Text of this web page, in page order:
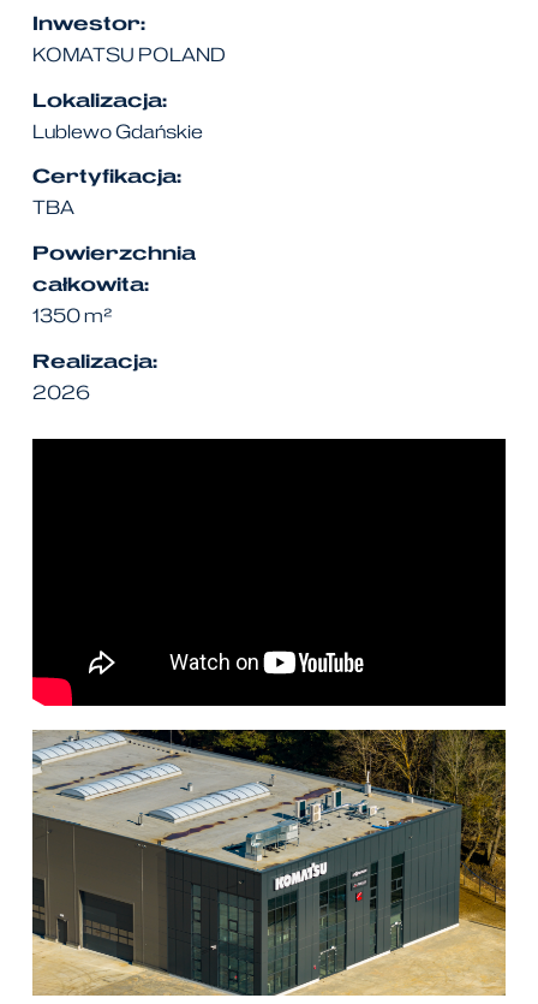
Inwestor:
KOMATSU POLAND
Lokalizacja:
Lublewo Gdańskie
Certyfikacja:
TBA
Powierzchnia
całkowita:
1350 m²
Realizacja:
2026